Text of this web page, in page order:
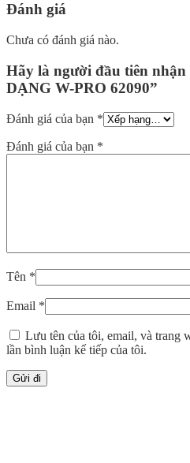
Đánh giá
Chưa có đánh giá nào.
Hãy là người đầu tiên
DẠNG W-PRO 62090”
Đánh giá của bạn *
Đánh giá của bạn *
Tên *
Email *
Lưu tên của tôi, email, và trang
lần bình luận kế tiếp của tôi.